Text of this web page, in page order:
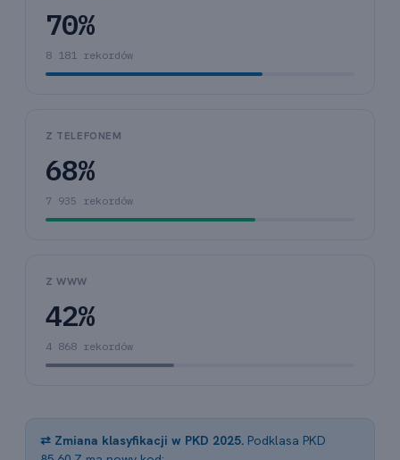
70%
8 181 rekordów
Z TELEFONEM
68%
7 935 rekordów
Z WWW
42%
4 868 rekordów
⇄ Zmiana klasyfikacji w PKD 2025. Podklasa PKD